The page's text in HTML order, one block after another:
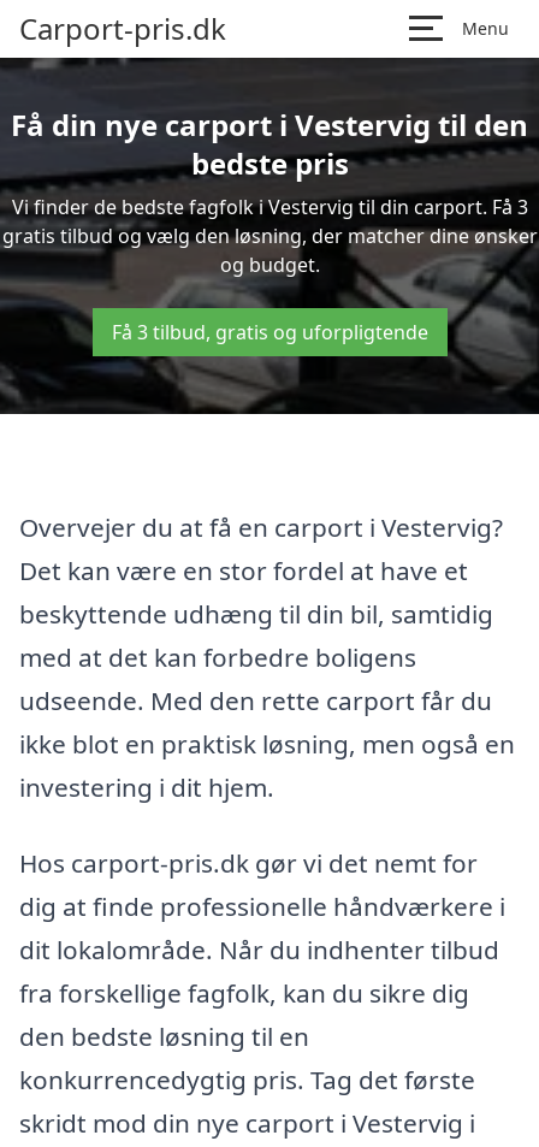
Carport-pris.dk Menu
Få din nye carport i Vestervig til den
bedste pris
Vi finder de bedste fagfolk i Vestervig til din carport. Få 3
gratis tilbud og vælg den løsning, der matcher dine ønsker
og budget.
Få 3 tilbud, gratis og uforpligtende
Overvejer du at få en carport i Vestervig?
Det kan være en stor fordel at have et
beskyttende udhæng til din bil, samtidig
med at det kan forbedre boligens
udseende. Med den rette carport får du
ikke blot en praktisk løsning, men også en
investering i dit hjem.
Hos carport-pris.dk gør vi det nemt for
dig at finde professionelle håndværkere i
dit lokalområde. Når du indhenter tilbud
fra forskellige fagfolk, kan du sikre dig
den bedste løsning til en
konkurrencedygtig pris. Tag det første
skridt mod din nye carport i Vestervig i